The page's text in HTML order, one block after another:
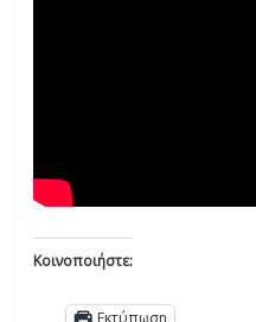
Κοινοποιήστε:
Εκτύπωση